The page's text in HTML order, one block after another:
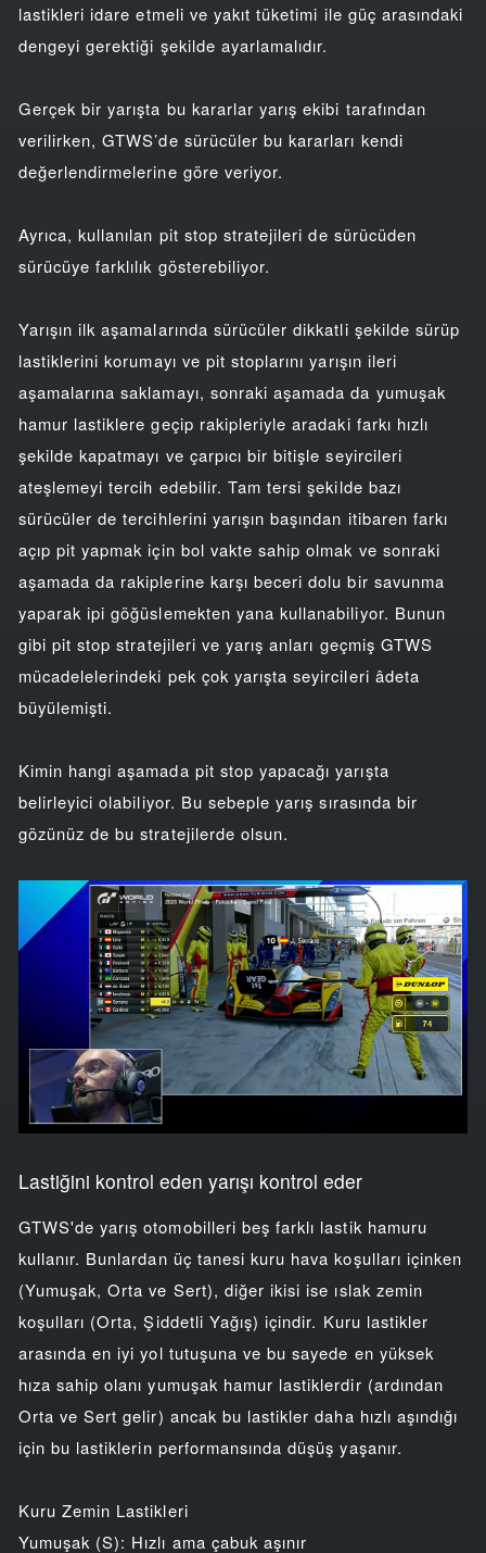
lastikleri idare etmeli ve yakıt tüketimi ile güç arasındaki
dengeyi gerektiği şekilde ayarlamalıdır.
Gerçek bir yarışta bu kararlar yarış ekibi tarafından
verilirken, GTWS’de sürücüler bu kararları kendi
değerlendirmelerine göre veriyor.
Ayrıca, kullanılan pit stop stratejileri de sürücüden
sürücüye farklılık gösterebiliyor.
Yarışın ilk aşamalarında sürücüler dikkatli şekilde sürüp
lastiklerini korumayı ve pit stoplarını yarışın ileri
aşamalarına saklamayı, sonraki aşamada da yumuşak
hamur lastiklere geçip rakipleriyle aradaki farkı hızlı
şekilde kapatmayı ve çarpıcı bir bitişle seyircileri
ateşlemeyi tercih edebilir. Tam tersi şekilde bazı
sürücüler de tercihlerini yarışın başından itibaren farkı
açıp pit yapmak için bol vakte sahip olmak ve sonraki
aşamada da rakiplerine karşı beceri dolu bir savunma
yaparak ipi göğüslemekten yana kullanabiliyor. Bunun
gibi pit stop stratejileri ve yarış anları geçmiş GTWS
mücadelelerindeki pek çok yarışta seyircileri âdeta
büyülemişti.
Kimin hangi aşamada pit stop yapacağı yarışta
belirleyici olabiliyor. Bu sebeple yarış sırasında bir
gözünüz de bu stratejilerde olsun.
Lastiğini kontrol eden yarışı kontrol eder
GTWS'de yarış otomobilleri beş farklı lastik hamuru
kullanır. Bunlardan üç tanesi kuru hava koşulları içinken
(Yumuşak, Orta ve Sert), diğer ikisi ise ıslak zemin
koşulları (Orta, Şiddetli Yağış) içindir. Kuru lastikler
arasında en iyi yol tutuşuna ve bu sayede en yüksek
hıza sahip olanı yumuşak hamur lastiklerdir (ardından
Orta ve Sert gelir) ancak bu lastikler daha hızlı aşındığı
için bu lastiklerin performansında düşüş yaşanır.
Kuru Zemin Lastikleri
Yumuşak (S): Hızlı ama çabuk aşınır